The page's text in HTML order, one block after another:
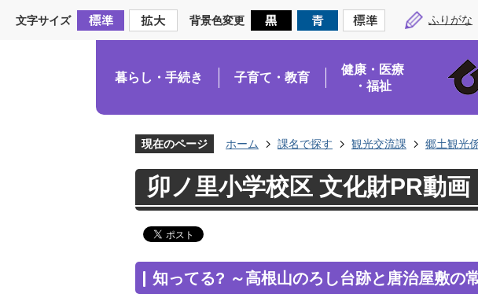
文字サイズ 背景色変更 ふりがな
暮らし・手続き 子育て・教育
健康・医療
・福祉
現在のページ ホーム 課名で探す 観光交流課 郷土観光
卯ノ里小学校区 文化財PR動画
知ってる? ～高根山のろし台跡と唐治屋敷の